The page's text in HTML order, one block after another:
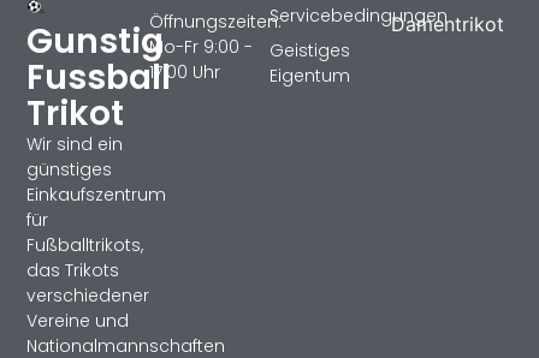
Gunstig
Fussball
Trikot
Wir sind ein
günstiges
Einkaufszentrum
für
Fußballtrikots,
das Trikots
verschiedener
Vereine und
Nationalmannschaften
Damentrikot
Servicebedingungen
Geistiges
Eigentum
Öffnungszeiten:
Mo-Fr 9:00 -
17:00 Uhr